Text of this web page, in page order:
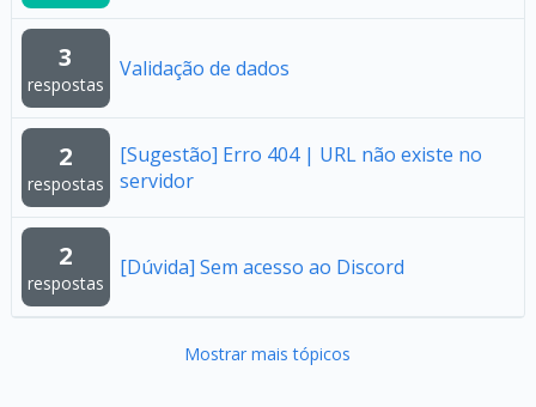
3
respostas
Validação de dados
2
respostas
[Sugestão] Erro 404 | URL não existe no
servidor
2
respostas
[Dúvida] Sem acesso ao Discord
Mostrar mais tópicos